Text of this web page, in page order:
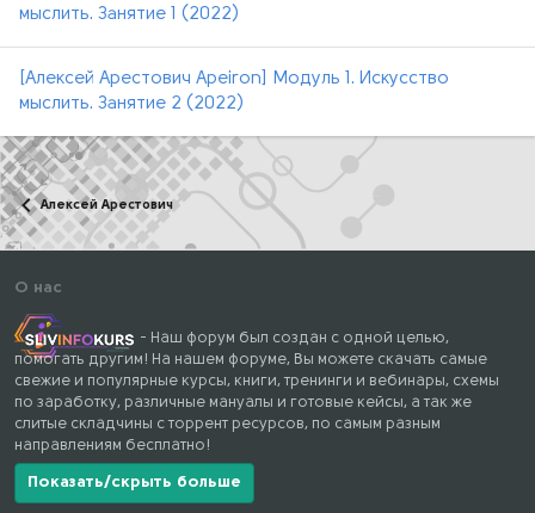
мыслить. Занятие 1 (2022)
[Алексей Арестович Apeiron] Модуль 1. Искусство
мыслить. Занятие 2 (2022)
Алексей Арестович
О нас
- Наш форум был создан с одной целью,
помогать другим! На нашем форуме, Вы можете скачать самые
свежие и популярные курсы, книги, тренинги и вебинары, схемы
по заработку, различные мануалы и готовые кейсы, а так же
слитые складчины с торрент ресурсов, по самым разным
направлениям бесплатно!
Показать/скрыть больше